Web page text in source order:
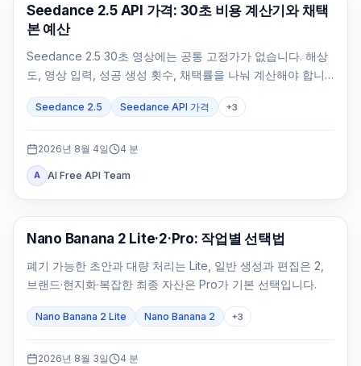
AI 비디오 생성
Seedance 2.5 API 가격: 30초 비용 계산기와 채택
본 예산
Seedance 2.5 30초 영상에는 공통 고정가가 없습니다. 해상
도, 영상 입력, 성공 생성 횟수, 채택률을 나눠 계산해야 합니
Seedance 2.5 Seedance API 가격 +3
2026년 8월 4일 4 분
A AI Free API Team
AI 이미지 모델
Nano Banana 2 Lite·2·Pro: 작업별 선택법
폐기 가능한 초안과 대량 처리는 Lite, 일반 생성과 편집은 2,
브랜드·현지화·복잡한 최종 자산은 Pro가 기본 선택입니다.
Nano Banana 2 Lite Nano Banana 2 +3
2026년 8월 3일 4 분